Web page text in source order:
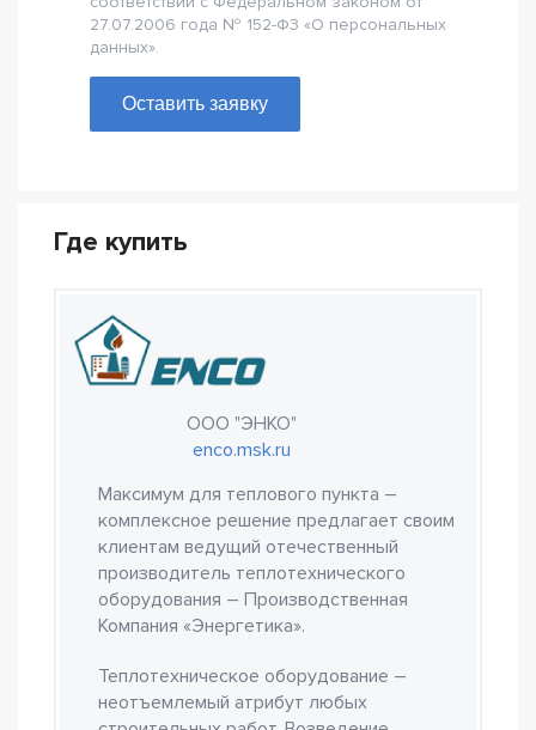
27.07.2006 года № 152-Ф3 «О персональных
данных».
Оставить заявку
Где купить
ООО "ЭНКО"
enco.msk.ru
Максимум для теплового пункта –
комплексное решение предлагает своим
клиентам ведущий отечественный
производитель теплотехнического
оборудования – Производственная
Компания «Энергетика».
Теплотехническое оборудование –
неотъемлемый атрибут любых